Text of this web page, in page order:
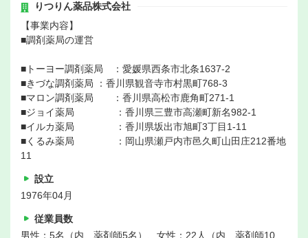
りつりん薬品株式会社
【事業内容】
■調剤薬局の運営
■トーヨー調剤薬局 ：愛媛県西条市北条1637-2
■きづな調剤薬局 ：香川県観音寺市村黒町768-3
■マロン調剤薬局 ：香川県高松市鹿角町271-1
■ジョイ薬局 ：香川県三豊市高瀬町新名982-1
■イルカ薬局 ：香川県坂出市旭町3丁目1-11
■くるみ薬局 ：岡山県瀬戸内市邑久町山田庄212番地
11
設立
1976年04月
従業員数
男性：5名（内、薬剤師5名）、女性：22人（内、薬剤師10